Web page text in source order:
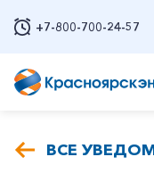
+7-800-700-24-57
ВСЕ